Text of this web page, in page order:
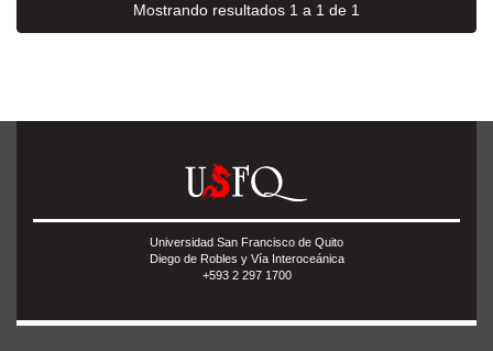
Mostrando resultados 1 a 1 de 1
Universidad San Francisco de Quito
Diego de Robles y Vía Interoceánica
+593 2 297 1700